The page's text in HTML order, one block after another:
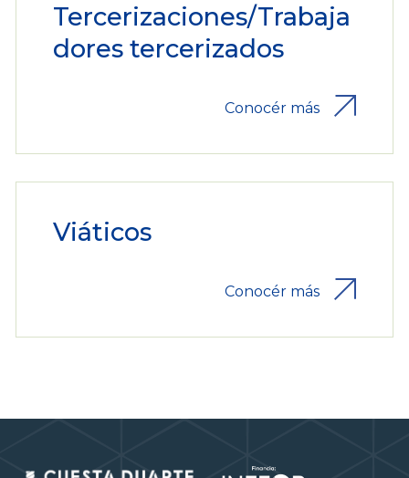
Tercerizaciones/Trabaja
dores tercerizados
Conocér más
Viáticos
Conocér más